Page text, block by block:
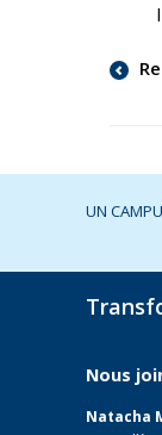
UN
Nous
Natacha